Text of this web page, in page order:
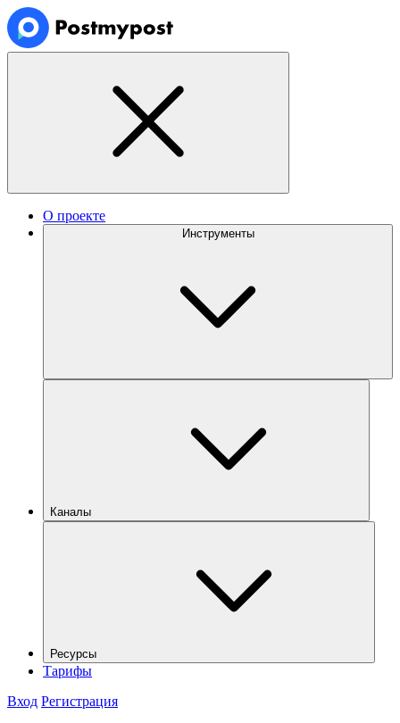
О проекте
Инструменты
Каналы
Ресурсы
Тарифы
Вход Регистрация